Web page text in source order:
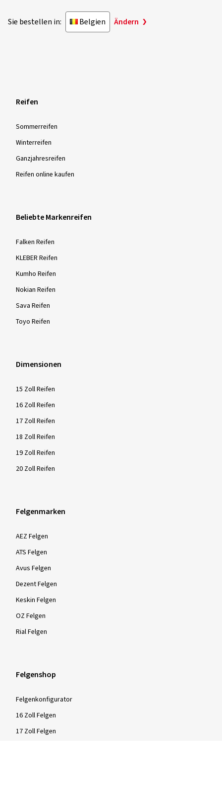
Sie bestellen in: Belgien Ändern
Reifen
Sommer­reifen
Winter­reifen
Ganzjahres­reifen
Reifen online kaufen
Beliebte Markenreifen
Falken Reifen
KLEBER Reifen
Kumho Reifen
Nokian Reifen
Sava Reifen
Toyo Reifen
Dimensionen
15 Zoll Reifen
16 Zoll Reifen
17 Zoll Reifen
18 Zoll Reifen
19 Zoll Reifen
20 Zoll Reifen
Felgenmarken
AEZ Felgen
ATS Felgen
Avus Felgen
Dezent Felgen
Keskin Felgen
OZ Felgen
Rial Felgen
Felgenshop
Felgenkonfigurator
16 Zoll Felgen
17 Zoll Felgen